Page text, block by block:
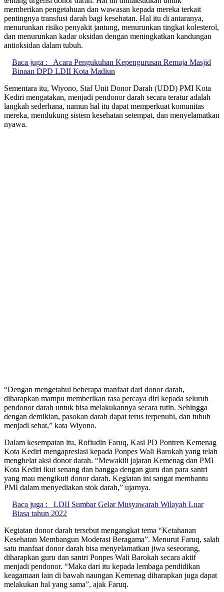
memberikan pengetahuan dan wawasan kepada mereka terkait
pentingnya transfusi darah bagi kesehatan. Hal itu di antaranya,
menurunkan risiko penyakit jantung, menurunkan tingkat kolesterol,
dan menurunkan kadar oksidan dengan meningkatkan kandungan
antioksidan dalam tubuh.
Baca juga :
Acara Pengukuhan Kepengurusan Remaja Masjid
Binaan DPD LDII Kota Madiun
Sementara itu, Wiyono, Staf Unit Donor Darah (UDD) PMI Kota
Kediri mengatakan, menjadi pendonor darah secara teratur adalah
langkah sederhana, namun hal itu dapat memperkuat komunitas
mereka, mendukung sistem kesehatan setempat, dan menyelamatkan
nyawa.
“Dengan mengetahui beberapa manfaat dari donor darah,
diharapkan mampu memberikan rasa percaya diri kepada seluruh
pendonor darah untuk bisa melakukannya secara rutin. Sehingga
dengan demikian, pasokan darah dapat terus terpenuhi, dan tubuh
menjadi sehat,” kata Wiyono.
Dalam kesempatan itu, Rofiudin Faruq, Kasi PD Pontren Kemenag
Kota Kediri mengapresiasi kepada Ponpes Wali Barokah yang telah
menghelat aksi donor darah. “Mewakili jajaran Kemenag dan PMI
Kota Kediri ikut senang dan bangga dengan guru dan para santri
yang mau mengikuti donor darah. Kegiatan ini sangat membantu
PMI dalam menyediakan stok darah,” ujarnya.
Baca juga :
LDII Sumbar Gelar Musyawarah Wilayah Luar
Biasa tahun 2022
Kegiatan donor darah tersebut mengangkat tema “Ketahanan
Kesehatan Membangun Moderasi Beragama”. Menurut Faruq, salah
satu manfaat donor darah bisa menyelamatkan jiwa seseorang,
diharapkan guru dan santri Ponpes Wali Barokah secara aktif
menjadi pendonor. “Maka dari itu kepada lembaga pendidikan
keagamaan lain di bawah naungan Kemenag diharapkan juga dapat
melakukan hal yang sama”, ajak Faruq.